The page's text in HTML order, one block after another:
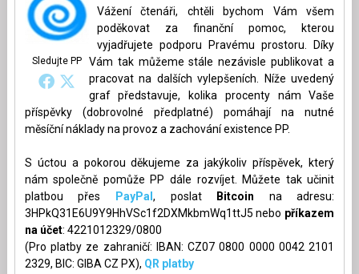
Sledujte PP
Vážení čtenáři, chtěli bychom Vám všem
poděkovat za finanční pomoc, kterou
vyjadřujete podporu Pravému prostoru. Díky
Vám tak můžeme stále nezávisle publikovat a
pracovat na dalších vylepšeních. Níže uvedený
graf představuje, kolika procenty nám Vaše
příspěvky (dobrovolné předplatné) pomáhají na nutné
měsíční náklady na provoz a zachování existence PP.
S úctou a pokorou děkujeme za jakýkoliv příspěvek, který
nám společně pomůže PP dále rozvíjet. Můžete tak učinit
platbou přes
PayPal , poslat Bitcoin na adresu:
3HPkQ31E6U9Y9HhVSc1f2DXMkbmWq1ttJ5 nebo příkazem
na účet: 4221012329/0800
(Pro platby ze zahraničí: IBAN: CZ07 0800 0000 0042 2101
2329, BIC: GIBA CZ PX), QR platby